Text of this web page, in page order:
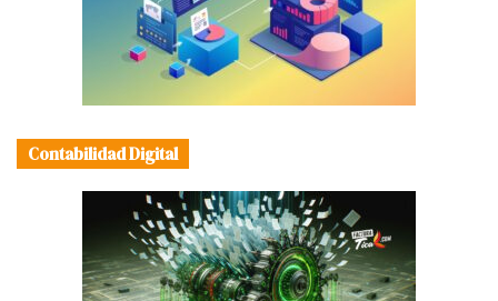
Contabilidad Digital